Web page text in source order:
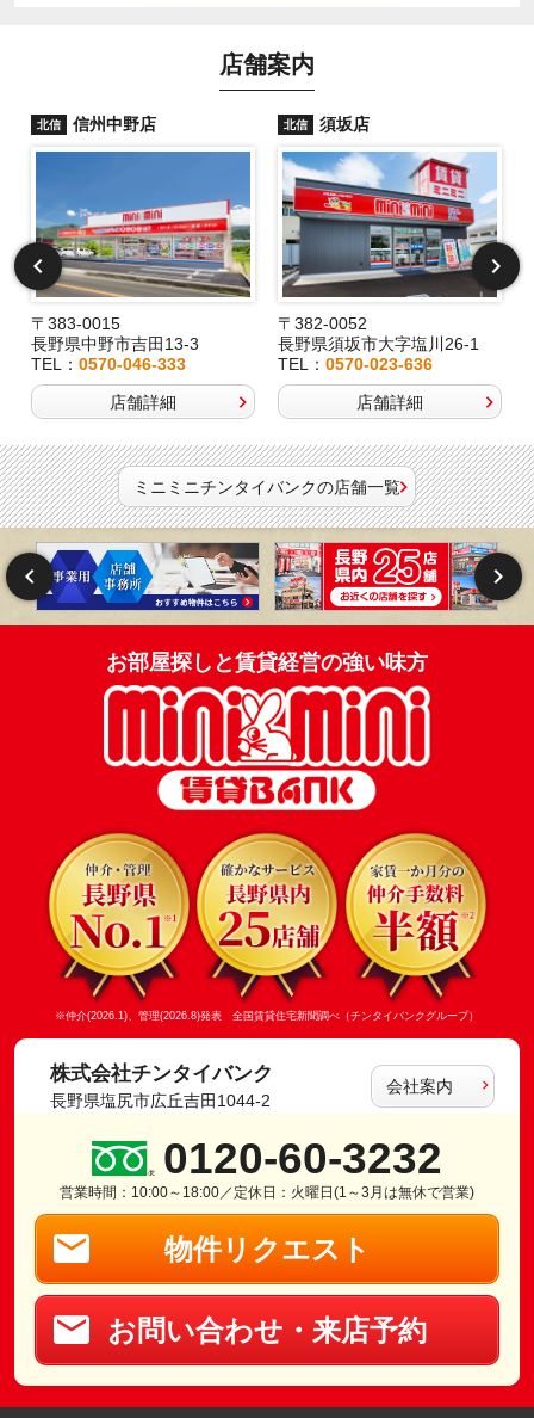
店舗案内
北信 信州中野店
〒383-0015
長野県中野市吉田13-3
TEL： 0570-046-333
店舗詳細
北信 須坂店
〒382-0052
長野県須坂市大字塩川26-1
TEL：0570-023-636
店舗詳細
ミニミニチンタイバンクの店舗一覧
お部屋探しと賃貸経営の強い味方
※仲介(2026.1)、管理(2026.8)発表 全国賃貸住宅新聞調べ（チンタイバンクグループ）
株式会社チンタイバンク
長野県塩尻市広丘吉田1044-2
会社案内
0120-60-3232
営業時間：10:00～18:00／定休日：火曜日(1～3月は無休で営業)
物件リクエスト
お問い合わせ・来店予約